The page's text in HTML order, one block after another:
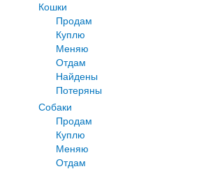
Кошки
Продам
Куплю
Меняю
Отдам
Найдены
Потеряны
Собаки
Продам
Куплю
Меняю
Отдам